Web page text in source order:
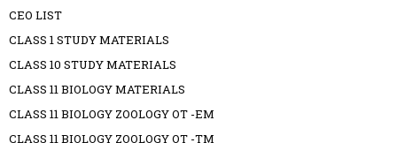
CEO LIST
CLASS 1 STUDY MATERIALS
CLASS 10 STUDY MATERIALS
CLASS 11 BIOLOGY MATERIALS
CLASS 11 BIOLOGY ZOOLOGY OT -EM
CLASS 11 BIOLOGY ZOOLOGY OT -TM